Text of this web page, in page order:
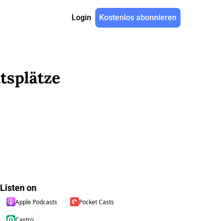
Login Kostenlos abonnieren
Listen on
Apple Podcasts Pocket Casts